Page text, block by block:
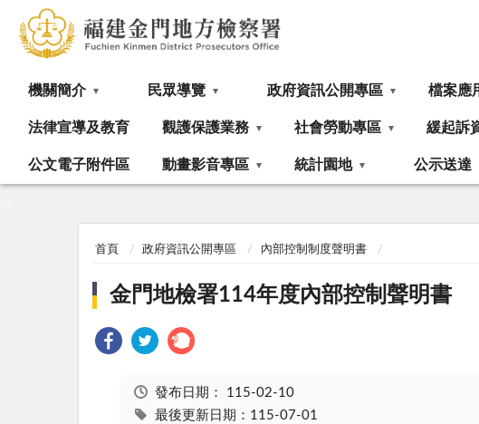
機關簡介 民眾導覽 政府資訊公開專區 檔案應
法律宣導及教育 觀護保護業務 社會勞動專區 緩起訴
公文電子附件區 動畫影音專區 統計園地 公示送達
首頁 政府資訊公開專區 內部控制制度聲明書
金門地檢署114年度內部控制聲明書
發布日期： 115-02-10
最後更新日期：115-07-01